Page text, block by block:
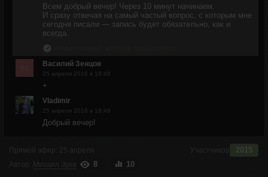
Всем добрый вечер! Через 10 минут начинаем.
И сразу отвечая на самый частый вопрос, с которым мне
сегодня писали — запись будет обязательно, как и
всегда.
Василий Зенцов
25 апреля 2016 в 18:48
+
Vladimir
25 апреля 2016 в 18:46
Добрый вечер!
2015
8 10